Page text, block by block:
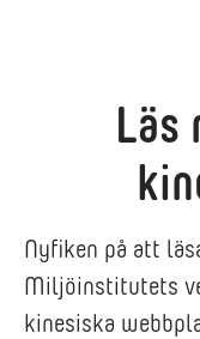
Läs
Nyfiken på att
Miljöinstitutets
kinesiska